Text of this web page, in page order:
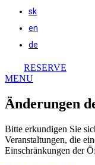
sk
en
de
RESERVE
MENU
Änderungen
Bitte erkundigen Sie
Veranstaltungen, die
Einschränkungen der